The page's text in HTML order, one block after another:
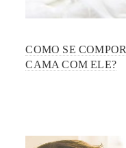
COMO SE
CAMA COM ELE?